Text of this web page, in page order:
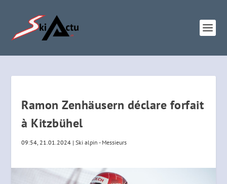
Ramon Zenhäusern déclare forfait
à Kitzbühel
09:54, 21.01.2024 |Ski alpin - Messieurs